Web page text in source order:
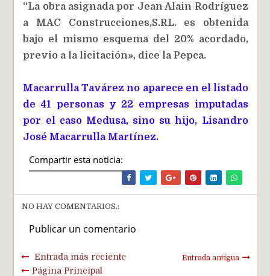
“La obra asignada por Jean Alain Rodríguez
a MAC Construcciones,S.RL. es obtenida
bajo el mismo esquema del 20% acordado,
previo a la licitación», dice la Pepca.
Macarrulla Tavárez no aparece en el listado
de 41 personas y 22 empresas imputadas
por el caso Medusa, sino su hijo, Lisandro
José Macarrulla Martínez.
Compartir esta noticia:
NO HAY COMENTARIOS.:
Publicar un comentario
Entrada más reciente Entrada antigua
Página Principal